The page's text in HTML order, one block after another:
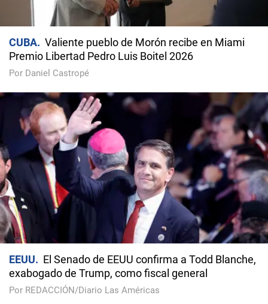
CUBA
Valiente pueblo de Morón recibe en Miami
Premio Libertad Pedro Luis Boitel 2026
Por Daniel Castropé
EEUU
El Senado de EEUU confirma a Todd Blanche,
exabogado de Trump, como fiscal general
Por REDACCIÓN/Diario Las Américas